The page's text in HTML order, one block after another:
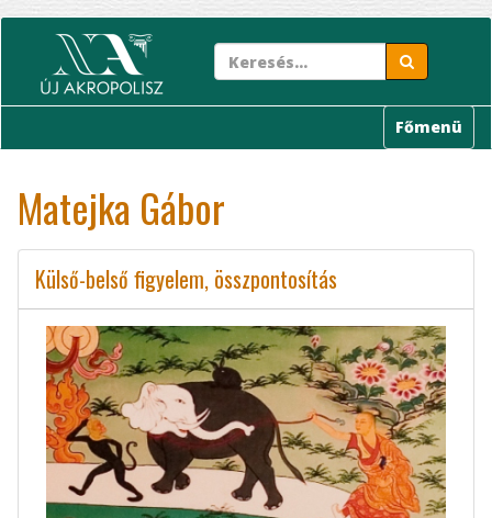
tartalomra
Főmenü
Matejka Gábor
Külső-belső figyelem, összpontosítás